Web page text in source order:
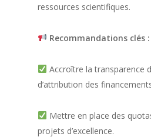
ressources scientifiques.
Recommandations clés :
Accroître la transparence
d’attribution des
Mettre en place des
projets d’excellence.